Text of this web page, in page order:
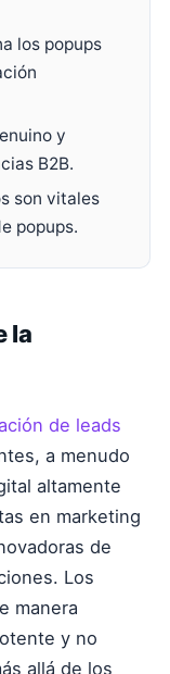
los popups
y
B2B.
son vitales
popups.
la
de leads
a menudo
altamente
en marketing
de
Los
manera
y no
allá de los